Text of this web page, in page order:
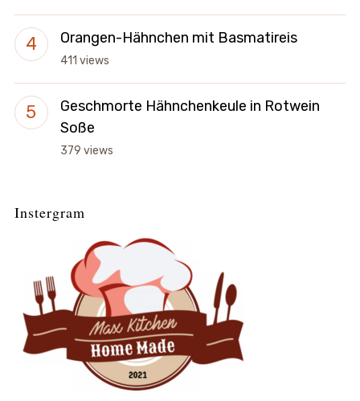
Orangen-Hähnchen mit Basmatireis
411 views
Geschmorte Hähnchenkeule in Rotwein
Soße
379 views
Instergram